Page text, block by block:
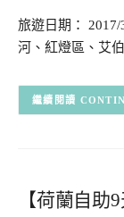
旅遊日期：
河、紅燈區、艾
【荷蘭自